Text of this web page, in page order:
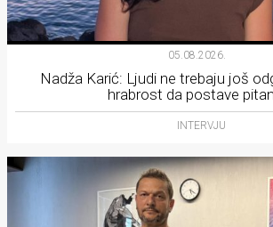
05.08.2026.
Nadža Karić: Ljudi ne trebaju još
hrabrost da postave
INTERVJU